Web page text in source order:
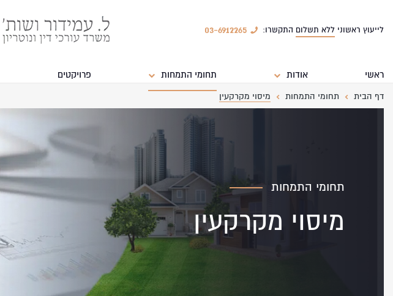
לייעוץ ראשוני ללא תשלום התקשרו: 03-6912265
ראשי אודות תחומי התמחות פרויקטים
דף הבית תחומי התמחות מיסוי מקרקעין
תחומי התמחות
מיסוי מקרקעין